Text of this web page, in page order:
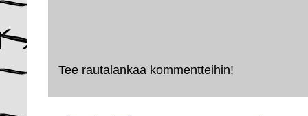
Tee rautalankaa kommentteihin!